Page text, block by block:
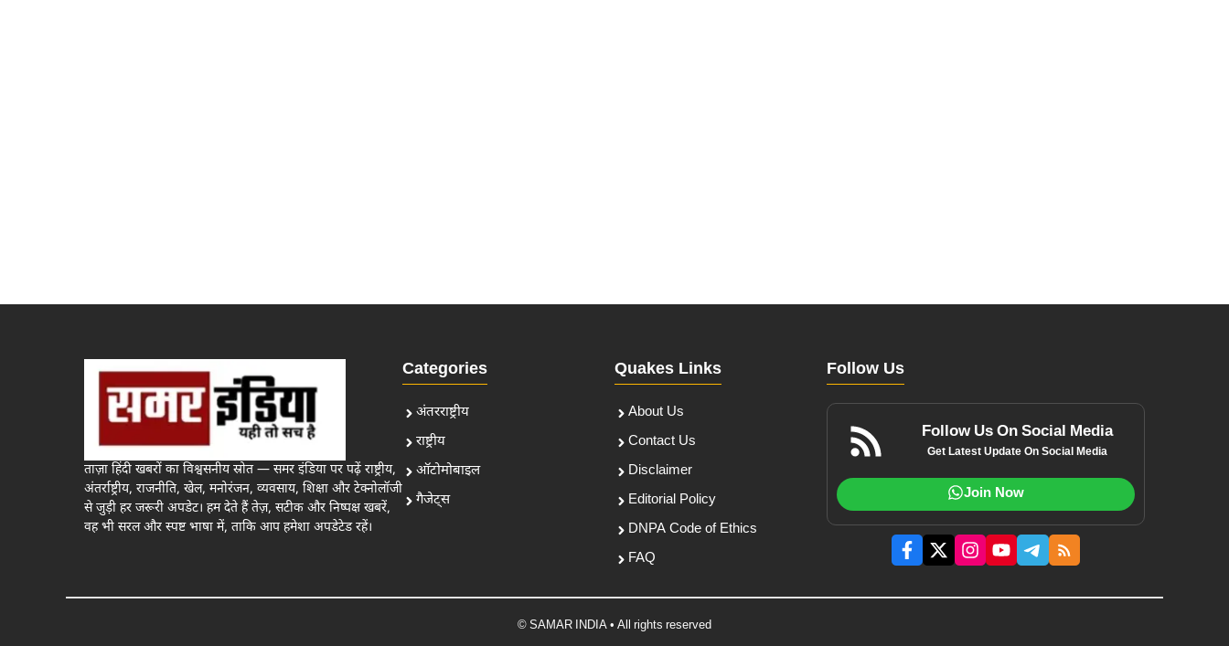
ताज़ा हिंदी खबरों का विश्वसनीय स्रोत — समर इंडिया पर पढ़ें राष्ट्रीय,
अंतर्राष्ट्रीय, राजनीति, खेल, मनोरंजन, व्यवसाय, शिक्षा और टेक्नोलॉजी
से जुड़ी हर जरूरी अपडेट। हम देते हैं तेज़, सटीक और निष्पक्ष खबरें,
वह भी सरल और स्पष्ट भाषा में, ताकि आप हमेशा अपडेटेड रहें।
Categories
अंतरराष्ट्रीय
राष्ट्रीय
ऑटोमोबाइल
गैजेट्स
Quakes Links
About Us
Contact Us
Disclaimer
Editorial Policy
DNPA Code of Ethics
FAQ
Follow Us
Follow Us On Social Media
Get Latest Update On Social Media
Join Now
© SAMAR INDIA • All rights reserved